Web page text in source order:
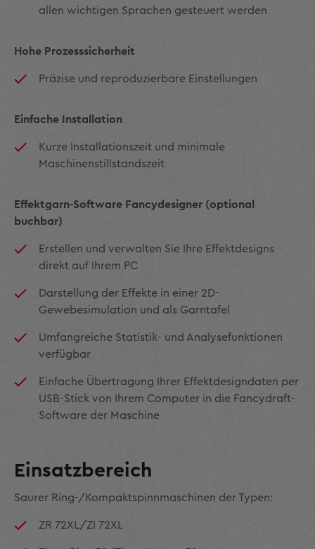
allen wichtigen Sprachen gesteuert werden
Hohe Prozesssicherheit
Präzise und reproduzierbare Einstellungen
Einfache Installation
Kurze Installationszeit und minimale
Maschinenstillstandszeit
Effektgarn-Software Fancydesigner (optional
buchbar)
Erstellen und verwalten Sie Ihre Effektdesigns
direkt auf Ihrem PC
Darstellung der Effekte in einer 2D-
Gewebesimulation und als Garntafel
Umfangreiche Statistik- und Analysefunktionen
verfügbar
Einfache Übertragung Ihrer Effektdesigndaten per
USB-Stick von Ihrem Computer in die Fancydraft-
Software der Maschine
Einsatzbereich
Saurer Ring-/Kompaktspinnmaschinen der Typen:
ZR 72XL/ZI 72XL